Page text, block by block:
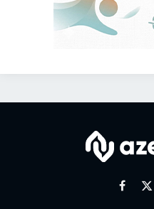
Facebook
X